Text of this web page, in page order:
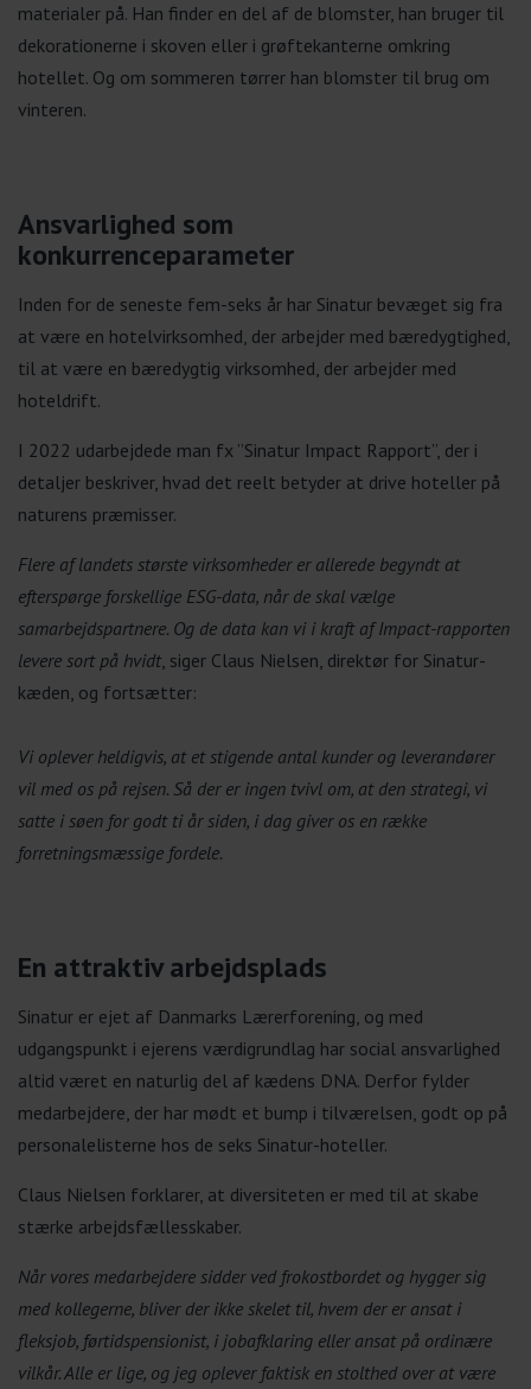
materialer på. Han finder en del af de blomster, han bruger til
dekorationerne i skoven eller i grøftekanterne omkring
hotellet. Og om sommeren tørrer han blomster til brug om
vinteren.
Ansvarlighed som
konkurrenceparameter
Inden for de seneste fem-seks år har Sinatur bevæget sig fra
at være en hotelvirksomhed, der arbejder med bæredygtighed,
til at være en bæredygtig virksomhed, der arbejder med
hoteldrift.
I 2022 udarbejdede man fx ”Sinatur Impact Rapport”, der i
detaljer beskriver, hvad det reelt betyder at drive hoteller på
naturens præmisser.
Flere af landets største virksomheder er allerede begyndt at
efterspørge forskellige ESG-data, når de skal vælge
samarbejdspartnere. Og de data kan vi i kraft af Impact-rapporten
levere sort på hvidt, siger Claus Nielsen, direktør for Sinatur-
kæden, og fortsætter:
Vi oplever heldigvis, at et stigende antal kunder og leverandører
vil med os på rejsen. Så der er ingen tvivl om, at den strategi, vi
satte i søen for godt ti år siden, i dag giver os en række
forretningsmæssige fordele.
En attraktiv arbejdsplads
Sinatur er ejet af Danmarks Lærerforening, og med
udgangspunkt i ejerens værdigrundlag har social ansvarlighed
altid været en naturlig del af kædens DNA. Derfor fylder
medarbejdere, der har mødt et bump i tilværelsen, godt op på
personalelisterne hos de seks Sinatur-hoteller.
Claus Nielsen forklarer, at diversiteten er med til at skabe
stærke arbejdsfællesskaber.
Når vores medarbejdere sidder ved frokostbordet og hygger sig
med kollegerne, bliver der ikke skelet til, hvem der er ansat i
fleksjob, førtidspensionist, i jobafklaring eller ansat på ordinære
vilkår. Alle er lige, og jeg oplever faktisk en stolthed over at være